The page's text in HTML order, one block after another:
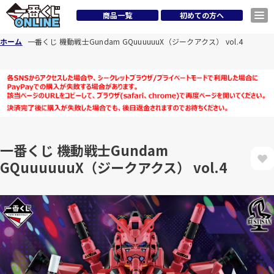
商品一覧 初めての方へ
ホーム 一番くじ 機動戦士Gundam GQuuuuuuX（ジークアクス） vol.4
一番くじ 機動戦士Gundam
GQuuuuuuX（ジークアクス） vol.4